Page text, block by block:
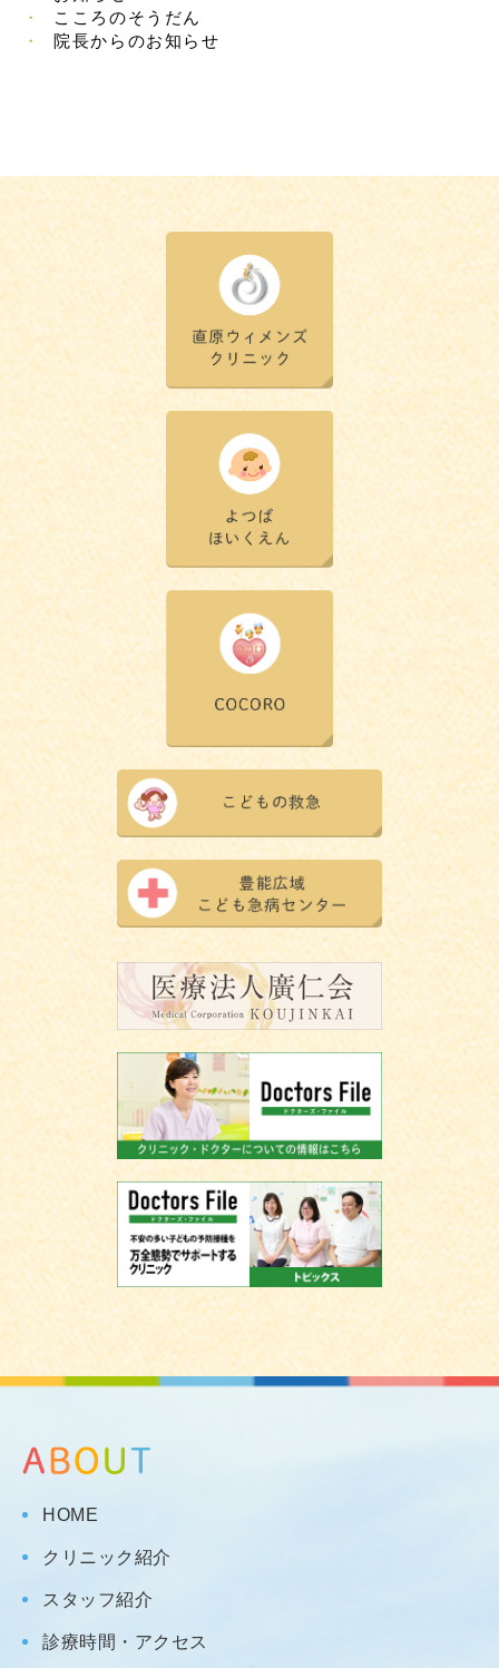
こころのそうだん
院長からのお知らせ
HOME
クリニック紹介
スタッフ紹介
診療時間・アクセス